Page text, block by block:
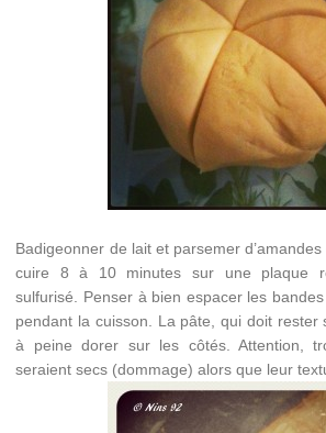
Badigeonner de lait et parsemer
cuire 8 à 10 minutes sur une plaque
sulfurisé. Penser à bien espacer les
pendant la cuisson. La pâte, qui doit rester
à peine dorer sur les côtés. Attention,
seraient secs (dommage) alors que leur